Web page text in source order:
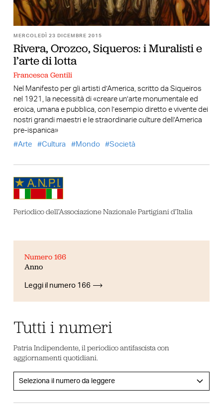
MERCOLEDÌ 23 DICEMBRE 2015
Rivera, Orozco, Siqueros: i Muralisti e
l’arte di lotta
Francesca Gentili
Nel Manifesto per gli artisti d’America, scritto da Siqueiros
nel 1921, la necessità di «creare un’arte monumentale ed
eroica, umana e pubblica, con l’esempio diretto e vivente dei
nostri grandi maestri e le straordinarie culture dell’America
pre-ispanica»
Arte
Cultura Mondo Società
Periodico dell’Associazione Nazionale Partigiani d’Italia
Numero 166
Anno
Leggi il numero 166
Tutti i numeri
Patria Indipendente, il periodico antifascista con
aggiornamenti quotidiani.